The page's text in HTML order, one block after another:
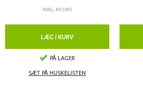
INKL. MOMS
LÆG I KURV
PÅ LAGER
SÆT PÅ HUSKELISTEN